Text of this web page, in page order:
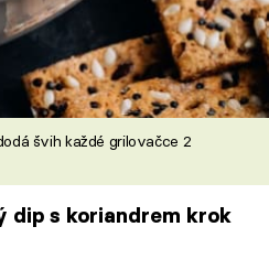
švih každé grilovačce 2
dip s koriandrem krok